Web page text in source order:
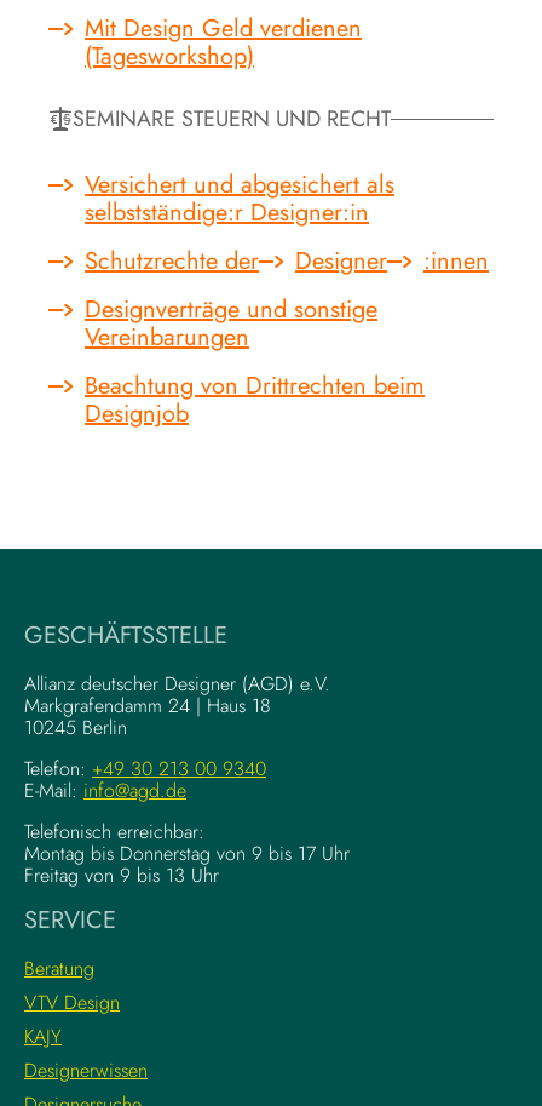
Mit Design Geld verdienen
(Tagesworkshop)
SEMINARE STEUERN UND RECHT
Versichert und abgesichert als
selbstständige:r Designer:in
Schutzrechte der
Designer
:innen
Designverträge und sonstige
Vereinbarungen
Beachtung von Drittrechten beim
Designjob
GESCHÄFTSSTELLE
Allianz deutscher Designer (AGD) e.V.
Markgrafendamm 24 | Haus 18
10245 Berlin
Telefon: +49 30 213 00 9340
E-Mail: info@agd.de
Telefonisch erreichbar:
Montag bis Donnerstag von 9 bis 17 Uhr
Freitag von 9 bis 13 Uhr
SERVICE
Beratung
VTV Design
KAJY
Designerwissen